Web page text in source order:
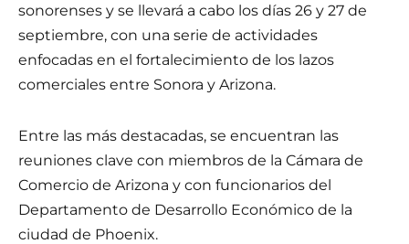
sonorenses y se llevará a cabo los días 26 y 27 de
septiembre, con una serie de actividades
enfocadas en el fortalecimiento de los lazos
comerciales entre Sonora y Arizona.
Entre las más destacadas, se encuentran las
reuniones clave con miembros de la Cámara de
Comercio de Arizona y con funcionarios del
Departamento de Desarrollo Económico de la
ciudad de Phoenix.